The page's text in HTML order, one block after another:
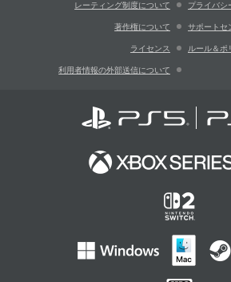
レーティング制度について プライバシ
著作権について サポートセ
ライセンス ルール＆ポ
利用者情報の外部送信について